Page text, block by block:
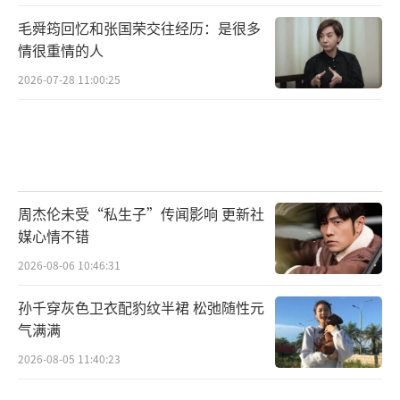
毛舜筠回忆和张国荣交往经历：是很多
情很重情的人
2026-07-28 11:00:25
周杰伦未受“私生子”传闻影响 更新社
媒心情不错
2026-08-06 10:46:31
孙千穿灰色卫衣配豹纹半裙 松弛随性元
气满满
2026-08-05 11:40:23